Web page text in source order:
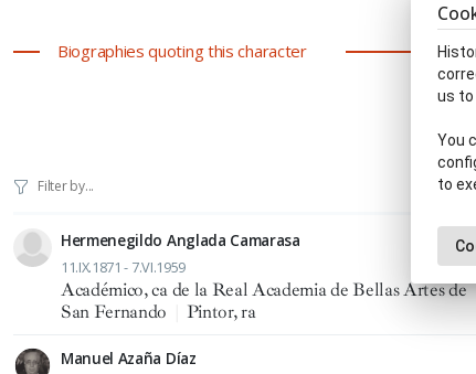
Biographies quoting this character
Hermenegildo Anglada Camarasa
11.IX.1871 - 7.VI.1959
Académico, ca de la Real Academia de Bellas Artes de
San Fernando
Pintor, ra
Manuel Azaña Díaz
us to
You
to